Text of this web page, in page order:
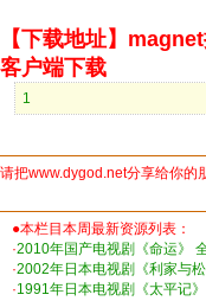
【下载地址】
客户端下载
1
请把www.dygod.net分享给你的
●本栏目本周最新资源列表：
·2010年国产电视剧《命运》
·2002年日本电视剧《利家与
·1991年日本电视剧《太平记